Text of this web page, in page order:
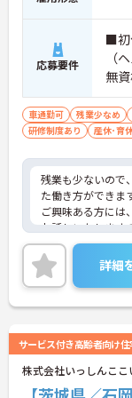
応募要件
■初
（
無
許
車通勤可 残業少なめ
研修制度あり
産休･育
残業も少ないので
た働き方ができます
ご興味ある方には
お話しいたします
詳細
サービス付き高齢者向け住
株式会社いっしんここ